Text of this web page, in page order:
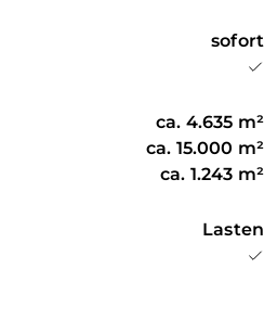
sofort
ca. 4.635 m²
ca. 15.000 m²
ca. 1.243 m²
Lasten